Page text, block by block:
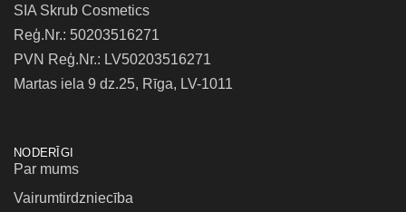
SIA Skrub Cosmetics
Reģ.Nr.: 50203516271
PVN Reģ.Nr.: LV50203516271
Martas iela 9 dz.25, Rīga, LV-1011
NODERĪGI
Par mums
Vairumtirdzniecība